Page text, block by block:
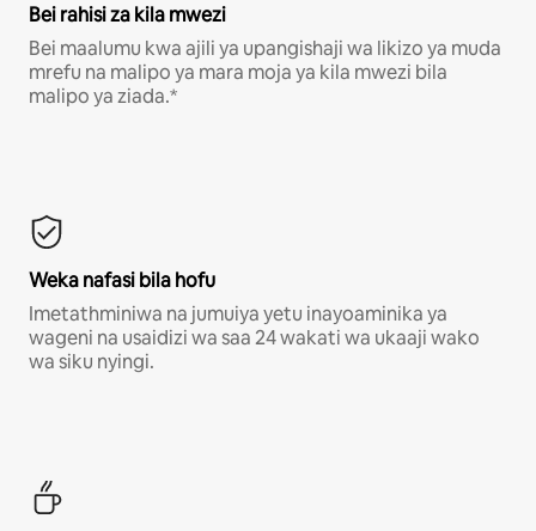
Bei rahisi za kila mwezi
Bei maalumu kwa ajili ya upangishaji wa likizo ya muda
mrefu na malipo ya mara moja ya kila mwezi bila
malipo ya ziada.*
Weka nafasi bila hofu
Imetathminiwa na jumuiya yetu inayoaminika ya
wageni na usaidizi wa saa 24 wakati wa ukaaji wako
wa siku nyingi.